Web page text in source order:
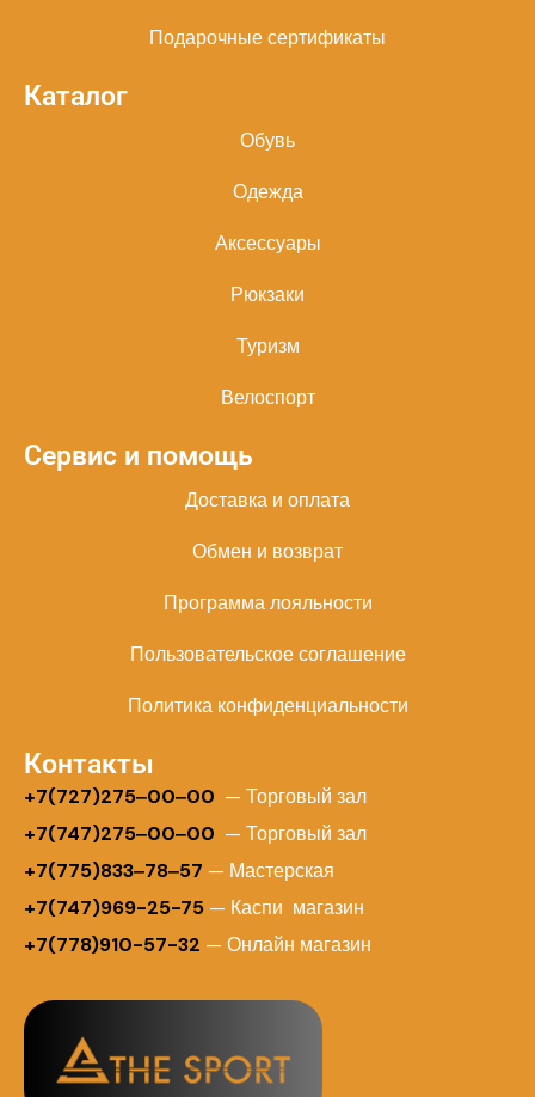
Подарочные сертификаты
Каталог
Обувь
Одежда
Аксессуары
Рюкзаки
Туризм
Велоспорт
Сервис и помощь
Доставка и оплата
Обмен и возврат
Программа лояльности
Пользовательское соглашение
Политика конфиденциальности
Контакты
+7(727)275‒00‒00 — Торговый зал
+7(747)275‒00‒00 — Торговый зал
+7(775)833‒78‒57 — Мастерская
+7(747)969-25-75 — Каспи магазин
+7(778)910-57-32 — Онлайн магазин